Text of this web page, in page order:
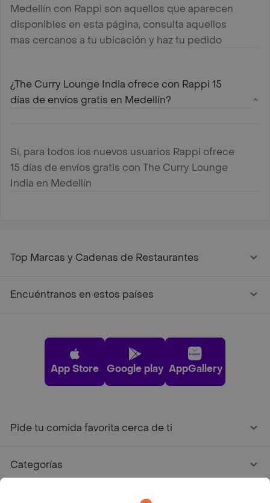
Medellín con Rappi son aquellos que aparecen
disponibles en esta página, consulta aquellos
mas cercanos a tu ubicación y haz tu pedido
¿The Curry Lounge India ofrece con Rappi 15
días de envíos gratis en Medellín?
Sí, para todos los nuevos usuarios Rappi ofrece
15 días de envíos gratis con The Curry Lounge
India en Medellín
Top Marcas y Cadenas de Restaurantes
Encuéntranos en estos países
App Store Google play AppGallery
Pide tu comida favorita cerca de ti
Categorías